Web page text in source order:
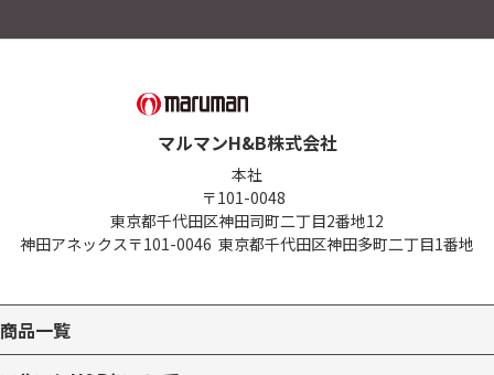
マルマンH&B株式会社
本社
〒101-0048
東京都千代田区神田司町二丁目2番地12
神田アネックス〒101-0046 東京都千代田区神田多町二丁目1番地
商品一覧